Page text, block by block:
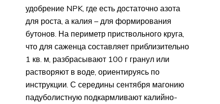
удобрение NPK, где есть достаточно азота
для роста, а калия – для формирования
бутонов. На периметр приствольного круга,
что для саженца составляет приблизительно
1 кв. м, разбрасывают 100 г гранул или
растворяют в воде, ориентируясь по
инструкции. С середины сентября магонию
падуболистную подкармливают калийно-